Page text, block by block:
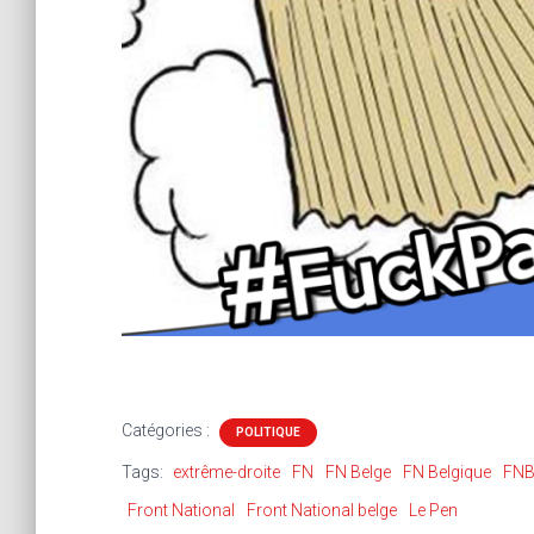
Catégories : POLITIQUE
Tags: extrême-droite FN FN Belge FN Belgique
FNB
Front National
Front National belge Le Pen